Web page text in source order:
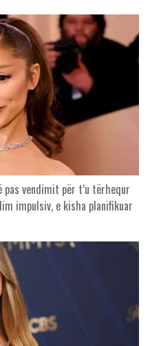
vendimit për t’u tërhequr
impulsiv, e kisha planifikuar